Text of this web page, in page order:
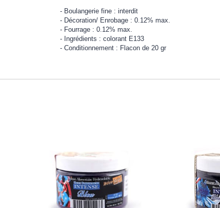
Boulangerie fine : interdit
Décoration/ Enrobage : 0.12% max.
Fourrage : 0.12% max.
Ingrédients : colorant E133
Conditionnement : Flacon de 20 gr